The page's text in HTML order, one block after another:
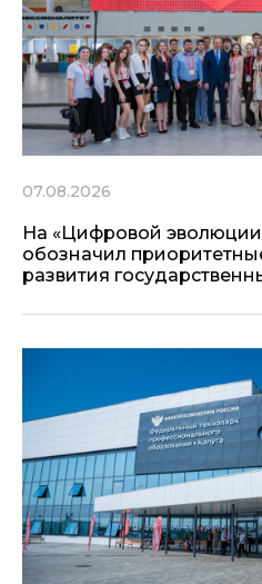
07.08.2026
На «Цифровой
обозначил
развития